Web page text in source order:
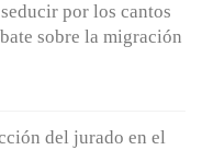
por los cantos
sobre la migración
del jurado en el